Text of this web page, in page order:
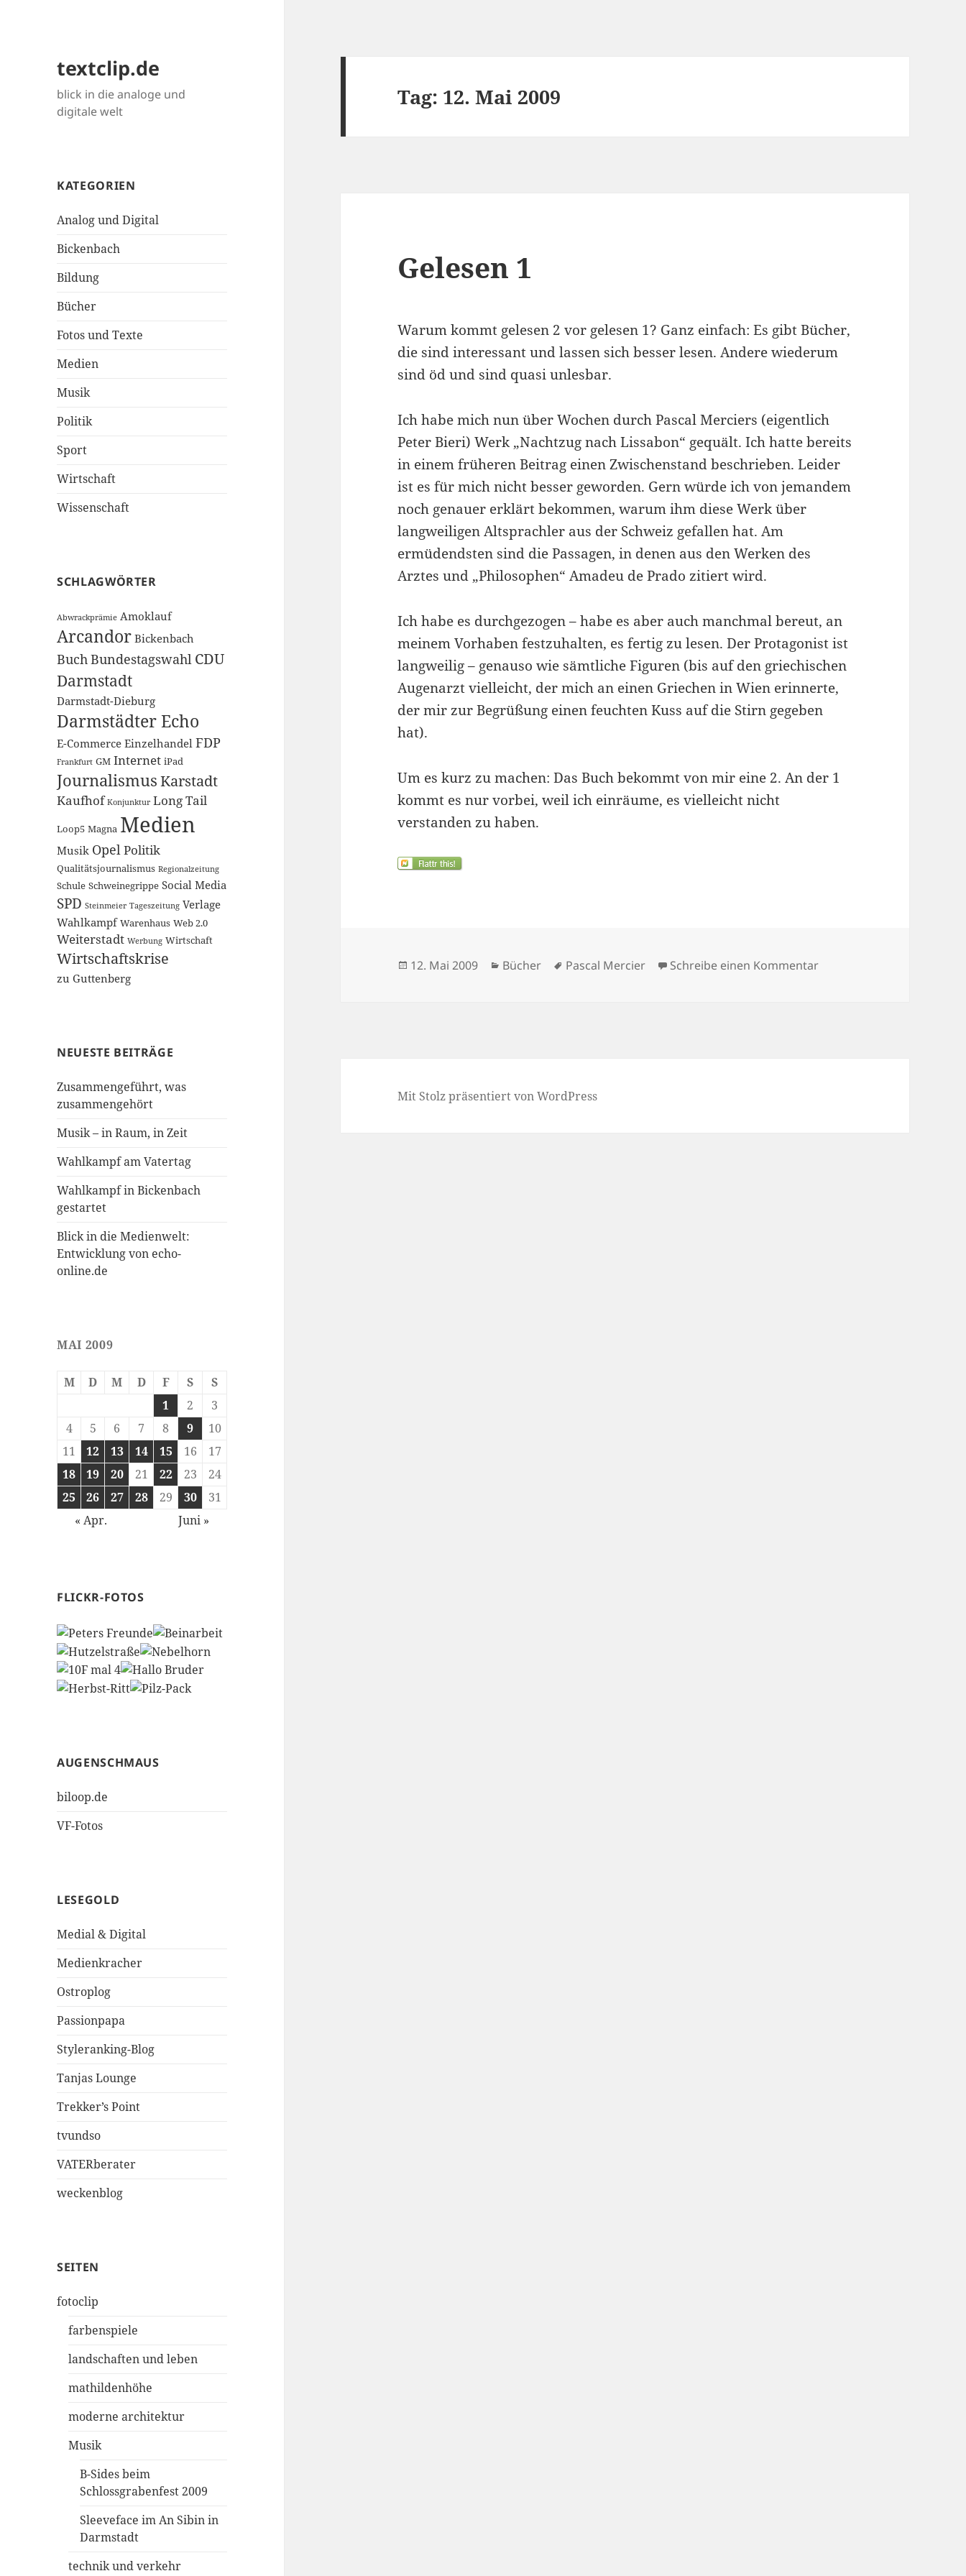
textclip.de
blick in die analoge und
digitale welt
KATEGORIEN
Analog und Digital
Bickenbach
Bildung
Bücher
Fotos und Texte
Medien
Musik
Politik
Sport
Wirtschaft
Wissenschaft
SCHLAGWÖRTER
Abwrackprämie Amoklauf
Arcandor Bickenbach
BuchBundestagswahl CDU
Darmstadt
Darmstadt-Dieburg
Darmstädter Echo
E-Commerce Einzelhandel FDP
Frankfurt GM Internet iPad
JournalismusKarstadt
Kaufhof Konjunktur Long Tail
Loop5 Magna Medien
Musik OpelPolitik
Qualitätsjournalismus Regionalzeitung
Schule Schweinegrippe Social Media
SPD Steinmeier Tageszeitung Verlage
Wahlkampf Warenhaus Web 2.0
Weiterstadt Werbung Wirtschaft
Wirtschaftskrise
zu Guttenberg
NEUESTE BEITRÄGE
Zusammengeführt, was
zusammengehört
Musik – in Raum, in Zeit
Wahlkampf am Vatertag
Wahlkampf in Bickenbach
gestartet
Blick in die Medienwelt:
Entwicklung von echo-
online.de
MAI 2009
M D M D F S
S
1
2
3
4
5 6 7 8 9
10
11
12 13 14 15 16
17
18
19 20 21 22 23
24
25
26 27 28 29 30
31
« Apr.
Juni »
FLICKR-FOTOS
AUGENSCHMAUS
biloop.de
VF-Fotos
LESEGOLD
Medial & Digital
Medienkracher
Ostroplog
Passionpapa
Styleranking-Blog
Tanjas Lounge
Trekker’s Point
tvundso
VATERberater
weckenblog
SEITEN
fotoclip
farbenspiele
landschaften und leben
mathildenhöhe
moderne architektur
Musik
B-Sides beim
Schlossgrabenfest 2009
Sleeveface im An Sibin in
Darmstadt
technik und verkehr
Tag: 12. Mai 2009
Gelesen 1
Warum kommt gelesen 2 vor gelesen 1? Ganz einfach: Es gibt Bücher,
die sind interessant und lassen sich besser lesen. Andere wiederum
sind öd und sind quasi unlesbar.
Ich habe mich nun über Wochen durch Pascal Merciers (eigentlich
Peter Bieri) Werk „Nachtzug nach Lissabon“ gequält. Ich hatte bereits
in einem früheren Beitrag einen Zwischenstand beschrieben. Leider
ist es für mich nicht besser geworden. Gern würde ich von jemandem
noch genauer erklärt bekommen, warum ihm diese Werk über
langweiligen Altsprachler aus der Schweiz gefallen hat. Am
ermüdendsten sind die Passagen, in denen aus den Werken des
Arztes und „Philosophen“ Amadeu de Prado zitiert wird.
Ich habe es durchgezogen – habe es aber auch manchmal bereut, an
meinem Vorhaben festzuhalten, es fertig zu lesen. Der Protagonist ist
langweilig – genauso wie sämtliche Figuren (bis auf den griechischen
Augenarzt vielleicht, der mich an einen Griechen in Wien erinnerte,
der mir zur Begrüßung einen feuchten Kuss auf die Stirn gegeben
hat).
Um es kurz zu machen: Das Buch bekommt von mir eine 2. An der 1
kommt es nur vorbei, weil ich einräume, es vielleicht nicht
verstanden zu haben.
Veröffentlicht
12. Mai 2009 Kategorien
Bücher Schlagwörter
Pascal Mercier Schreibe einen Kommentarzu Gelesen 1
Mit Stolz präsentiert von WordPress